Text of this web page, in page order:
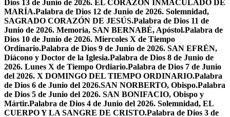
Dios 13 de Junio de 2026. EL CORAZÓN INMACULADO DE
MARÍA.Palabra de Dios 12 de Junio de 2026. Solemnidad,
SAGRADO CORAZÓN DE JESÚS.Palabra de Dios 11 de
Junio de 2026. Memoria, SAN BERNABÉ, Apóstol.Palabra de
Dios 10 de Junio de 2026. Miercoles X de Tiempo
Ordinario.Palabra de Dios 9 de Junio de 2026. SAN EFRÉN,
Diácono y Doctor de la Iglesia.Palabra de Dios 8 de Junio de
2026. Lunes X de Tiempo Ordiario.Palabra de Dios 7 de Junio
del 2026. X DOMINGO DEL TIEMPO ORDINARIO.Palabra
de Dios 6 de Junio del 2026.SAN NORBERTO, Obispo.Palabra
de Dios 5 de Junio del 2026. SAN BONIFACIO, Obispo y
Mártir.Palabra de Dios 4 de Junio del 2026. Solemnidad, EL
CUERPO Y LA SANGRE DE CRISTO.Palabra de Dios 3 de